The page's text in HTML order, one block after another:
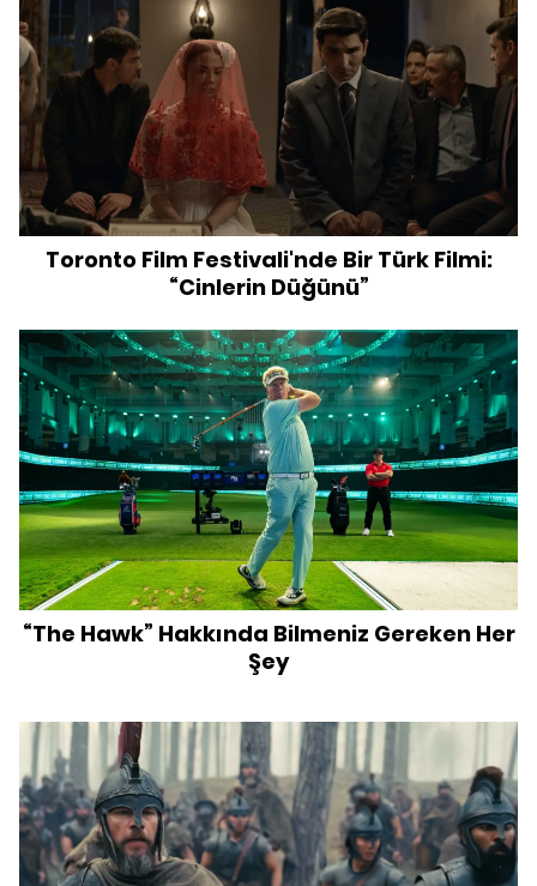
Toronto Film Festivali'nde Bir Türk Filmi:
“Cinlerin Düğünü”
“The Hawk” Hakkında Bilmeniz Gereken Her
Şey